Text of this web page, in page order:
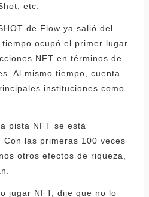
etc.
de Flow ya salió del
ocupó el primer lugar
NFT en términos de
Al mismo tiempo, cuenta
instituciones como
pista NFT se está
las primeras 100 veces
otros efectos de riqueza,
jugar NFT, dije que no lo